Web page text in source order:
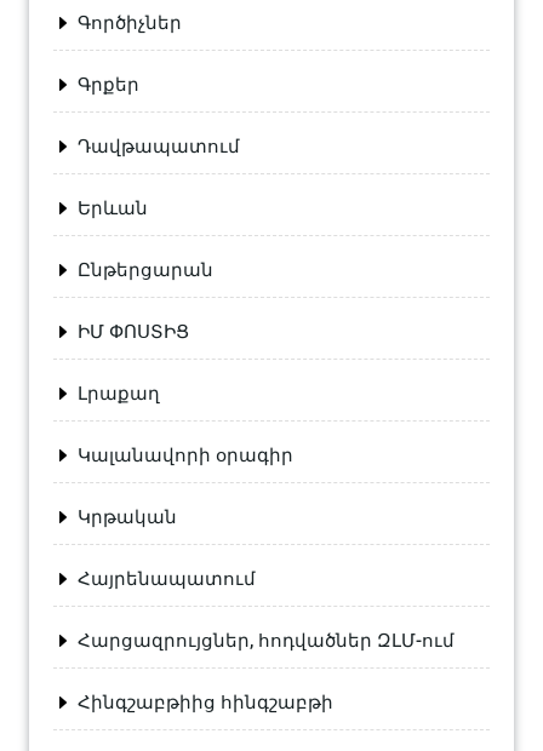
Գործիչներ
Գրքեր
Դավթապատում
Երևան
Ընթերցարան
ԻՄ ՓՈՍՏԻՑ
Լրաքաղ
Կալանավորի օրագիր
Կրթական
Հայրենապատում
Հարցազրույցներ, հոդվածներ ԶԼՄ-ում
Հինգշաբթիից հինգշաբթի